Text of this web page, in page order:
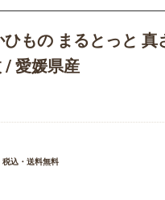
もの まるとっと 真
/ 愛媛県産
税込・送料無料